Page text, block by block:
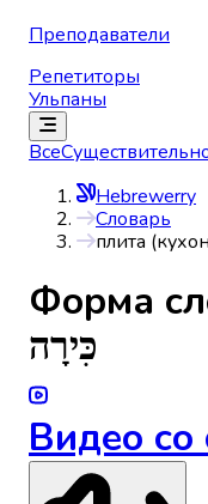
Преподаватели
Репетиторы
Ульпаны
Все
Hebrewerry
Словарь
плита
Форма
כִּירָה
Видео со